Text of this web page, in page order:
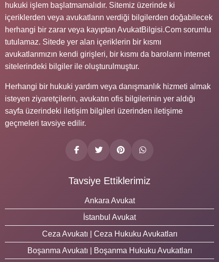
hukuki işlem başlatmamalıdır. Sitemiz üzerinde ki
içeriklerden veya avukatların verdiği bilgilerden doğabilecek
herhangi bir zarar veya kayıptan AvukatBilgisi.Com sorumlu
tutulamaz. Sitede yer alan içeriklerin bir kısmı
avukatlarımızın kendi girişleri, bir kısmı da baroların internet
sitelerindeki bilgiler ile oluşturulmuştur.
Herhangi bir hukuki yardım veya danışmanlık hizmeti almak
isteyen ziyaretçilerin, avukatın ofis bilgilerinin yer aldığı
sayfa üzerindeki iletişim bilgileri üzerinden iletişime
geçmeleri tavsiye edilir.
Tavsiye Ettiklerimiz
Ankara Avukat
İstanbul Avukat
Ceza Avukatı | Ceza Hukuku Avukatları
Boşanma Avukatı | Boşanma Hukuku Avukatları